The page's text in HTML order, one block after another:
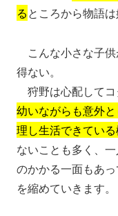
るところから物語は
こんな小さな子
得ない。
狩野は心配してコ
幼いながらも意外
理し生活できてい
ないことも多く、
のかかる一面もあ
を縮めていきます。